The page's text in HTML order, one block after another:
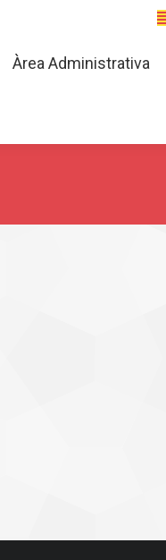
Àrea Administrativa
Àrea